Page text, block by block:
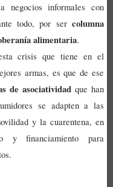
negocios informales con
todo, por ser columna
alimentaria.
crisis que tiene en el
armas, es que de ese
de asociatividad que han
se adapten a las
y la cuarentena, en
y financiamiento para